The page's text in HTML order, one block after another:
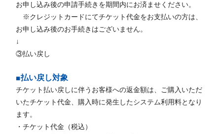
お申し込み後の申請手続きを期間内にお済ませください。
※クレジットカードにてチケット代金をお支払いの方は、
お申し込み後のお手続きはございません。
↓
③払い戻し
■払い戻し対象
チケット払い戻しに伴うお客様への返金額は、ご購入いただ
いたチケット代金、購入時に発生したシステム利用料となり
ます。
・チケット代金（税込）